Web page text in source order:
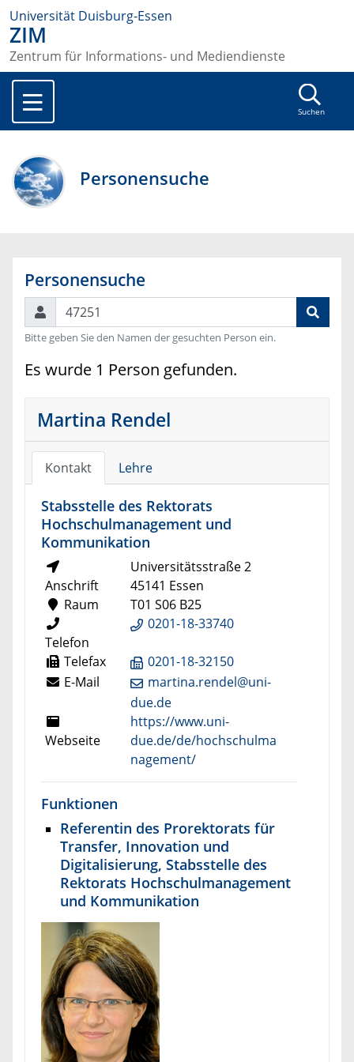
Universität Duisburg-Essen
ZIM
Zentrum für Informations- und Mediendienste
Suchen
Personensuche
Personensuche
Suchen
Bitte geben Sie den Namen der gesuchten Person ein.
Es wurde 1 Person gefunden.
Martina Rendel
Kontakt Lehre
Stabsstelle des Rektorats
Hochschulmanagement und
Kommunikation
Anschrift
Universitätsstraße 2
45141 Essen
Raum
T01 S06 B25
Telefon
0201-18-33740
Telefax
0201-18-32150
E-Mail
martina.rendel@uni-
due.de
Webseite
https://www.uni-
due.de/de/hochschulma
nagement/
Funktionen
Referentin des Prorektorats für
Transfer, Innovation und
Digitalisierung, Stabsstelle des
Rektorats Hochschulmanagement
und Kommunikation